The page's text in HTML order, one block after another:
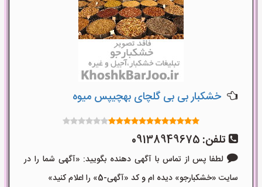
خشکبار بی بی گلچای بهچیپس میوه
تلفن: 09138949675
لطفا پس از تماس با آگهی دهنده بگویید: «آگهی شما را در
سایت «خشکبارجو» دیده ام و کد «آگهی-5» را اعلام کنید»